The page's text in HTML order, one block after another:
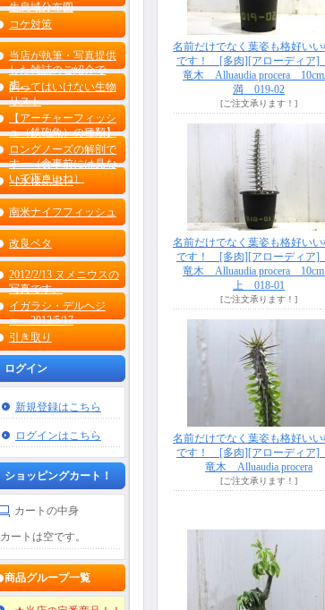
生息域分布図
コケ対策
当店が執筆・写真提供
した雑誌のご紹介で
す。
飼ってはいけない生物
リスト
【アーチャーフィッシ
ュ（鉄砲魚）の種類】
ロングノーズの解剖で
す （食事前には見な
いで下さいね）
［水棲昆虫］
南米ナイフフィッシュ
改良ベタ
2012/2/13 ヌメニウスの
写真です。
イガラシ・デルヘジ
ー 2012/5/17
引き取り
ログイン
新規登録はこちら
ログインはこちら
ショッピングカート！
カートの中身
カートは空です。
商品グループ一覧
名前だけでなく葉姿も格好いい
です！ [多肉][アローディア
竜木 Alluaudia procera
満 019-02
[ご注文承ります！]
名前だけでなく葉姿も格好いい
です！ [多肉][アローディア
竜木 Alluaudia procera 10cm
上 018-01
[ご注文承ります！]
名前だけでなく葉姿も格好いい
です！ [多肉][アローディア
竜木 Alluaudia procera
[ご注文承ります！]